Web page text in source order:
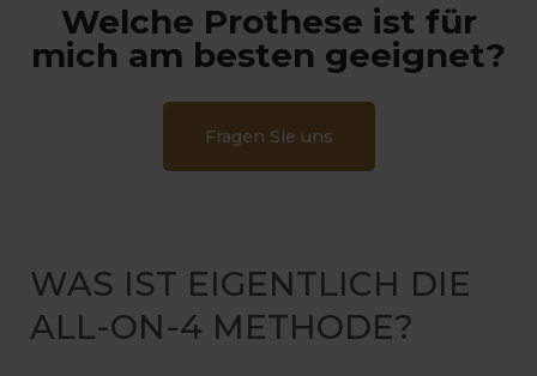
Welche Prothese ist für
mich am besten geeignet?
Fragen Sie uns
WAS IST EIGENTLICH DIE
ALL-ON-4 METHODE?